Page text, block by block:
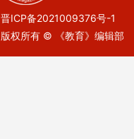
晋ICP备2021009376号-1
版权所有 © 《教育》编辑部